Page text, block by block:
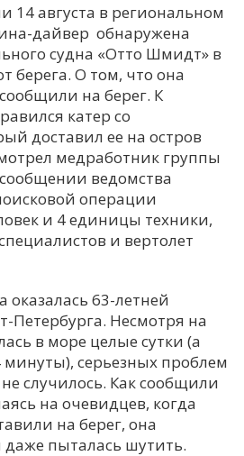
14 августа в региональном
дайвер обнаружена
судна «Отто Шмидт» в
берега. О том, что она
на берег. К
катер со
доставил ее на остров
медработник группы
ведомства
операции
и 4 единицы техники,
и вертолет
оказалась 63-летней
Петербурга. Несмотря на
в море целые сутки (а
минуты), серьезных проблем
случилось. Как сообщили
на очевидцев, когда
на берег, она
пыталась шутить.